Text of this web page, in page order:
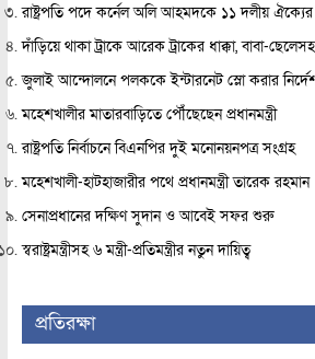
রাষ্ট্রপতি পদে কর্নেল অলি আহমদকে ১১ দলীয়
দাঁড়িয়ে থাকা ট্রাকে আরেক ট্রাকের ধাক্কা, বাবা-
জুলাই আন্দোলনে পলককে ইন্টারনেট স্লো করার
মহেশখালীর মাতারবাড়িতে পৌঁছেছেন প্রধানমন্ত্রী
রাষ্ট্রপতি নির্বাচনে বিএনপির দুই মনোনয়নপত্র সংগ্রহ
মহেশখালী-হাটহাজারীর পথে প্রধানমন্ত্রী তারেক রহমান
সেনাপ্রধানের দক্ষিণ সুদান ও আবেই সফর শুরু
স্বরাষ্ট্রমন্ত্রীসহ ৬ মন্ত্রী-প্রতিমন্ত্রীর নতুন দায়িত্ব
প্রতিরক্ষা